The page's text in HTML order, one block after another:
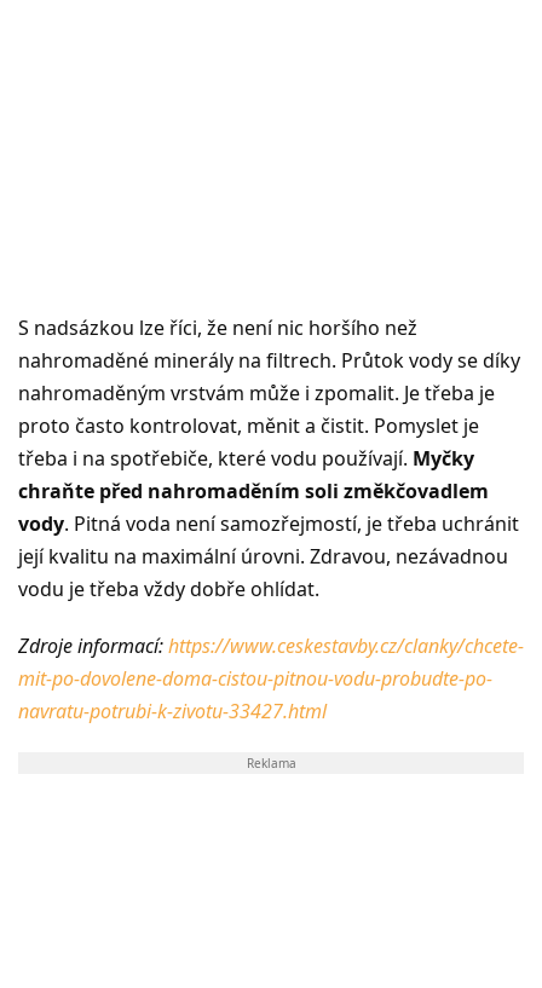
S nadsázkou lze říci, že není nic horšího než
nahromaděné minerály na filtrech. Průtok vody se díky
nahromaděným vrstvám může i zpomalit. Je třeba je
proto často kontrolovat, měnit a čistit. Pomyslet je
třeba i na spotřebiče, které vodu používají. Myčky
chraňte před nahromaděním soli změkčovadlem
vody. Pitná voda není samozřejmostí, je třeba uchránit
její kvalitu na maximální úrovni. Zdravou, nezávadnou
vodu je třeba vždy dobře ohlídat.
Zdroje informací:https://www.ceskestavby.cz/clanky/chcete-
mit-po-dovolene-doma-cistou-pitnou-vodu-probudte-po-
navratu-potrubi-k-zivotu-33427.html
Reklama